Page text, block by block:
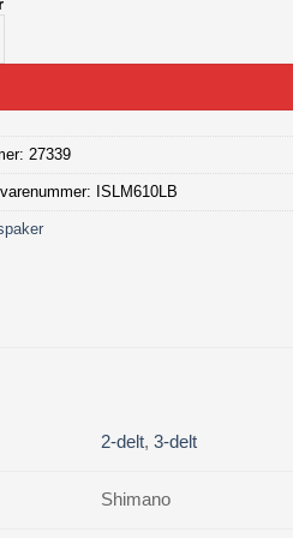
Girspak M610 venstre antall
27339
ISLM610LB
2-delt,3-delt
Shimano